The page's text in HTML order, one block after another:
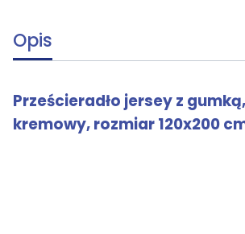
Opis
Prześcieradło jersey z
kremowy, rozmiar 120x200